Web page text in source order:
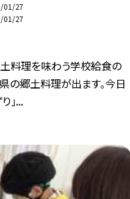
01/27
01/27
料理を味わう学校給食の
の郷土料理が出ます。今日
」...